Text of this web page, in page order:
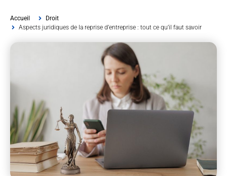
Accueil
Droit
Aspects juridiques de la reprise d’entreprise : tout ce qu’il faut savoir